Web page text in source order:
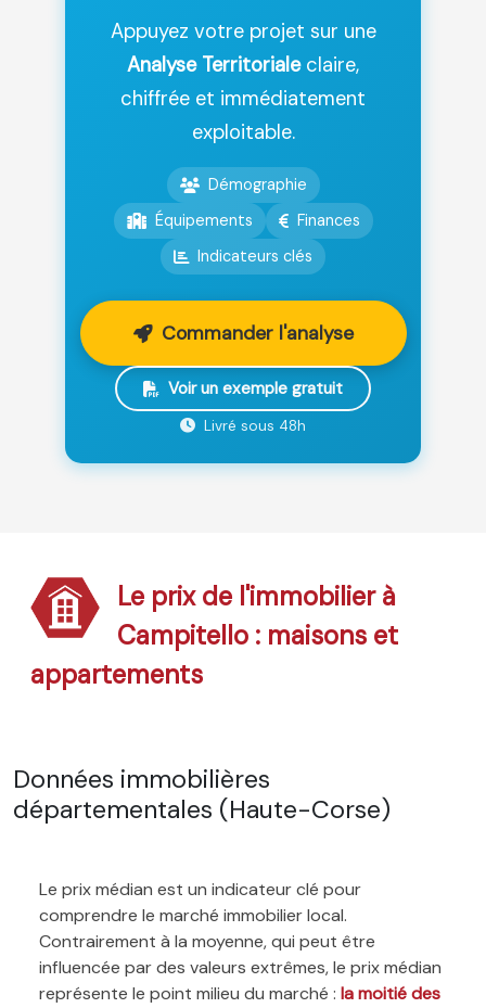
Appuyez votre projet sur une
Analyse Territorialeclaire,
chiffrée et immédiatement
exploitable.
Démographie
Équipements
Finances
Indicateurs clés
Commander l'analyse
Voir un exemple gratuit
Livré sous 48h
Le prix de l'immobilier à
Campitello : maisons et
appartements
Données immobilières
départementales (Haute-Corse)
Le prix médian est un indicateur clé pour
comprendre le marché immobilier local.
Contrairement à la moyenne, qui peut être
influencée par des valeurs extrêmes, le prix médian
représente le point milieu du marché : la moitié des